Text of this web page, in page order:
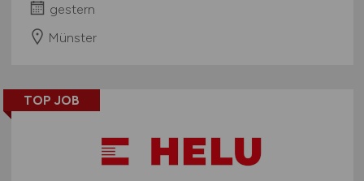
gestern
Münster
TOP JOB